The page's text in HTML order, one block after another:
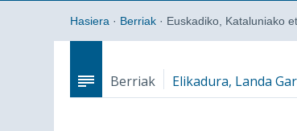
Hasiera · Berriak · Euskadiko, Kataluniako
Berriak Elikadura, Landa